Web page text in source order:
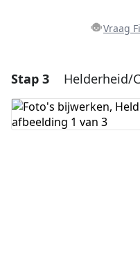
Vraag
Voeg
Voeg opmerking
Stap 3 Helderheid/